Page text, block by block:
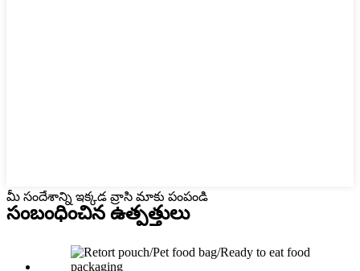
మీ సందేశాన్ని ఇక్కడ వ్రాసి మాకు పంపండి
సంబంధించిన ఉత్పత్తులు